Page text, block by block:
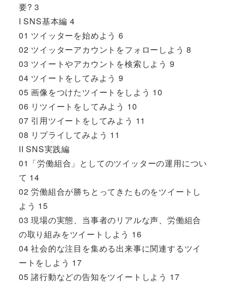
要? 3
I SNS基本編 4
01 ツイッターを始めよう 6
02 ツイッターアカウントをフォローしよう 8
03 ツイートやアカウントを検索しよう 9
04 ツイートをしてみよう 9
05 画像をつけたツイートをしよう 10
06 リツイートをしてみよう 10
07 引用ツイートをしてみよう 11
08 リプライしてみよう 11
II SNS実践編
01「労働組合」としてのツイッターの運用につい
て 14
02 労働組合が勝ちとってきたものをツイートし
よう 15
03 現場の実態、当事者のリアルな声、労働組合
の取り組みをツイートしよう 16
04 社会的な注目を集める出来事に関連するツイ
ートをしよう 17
05 諸行動などの告知をツイートしよう 17